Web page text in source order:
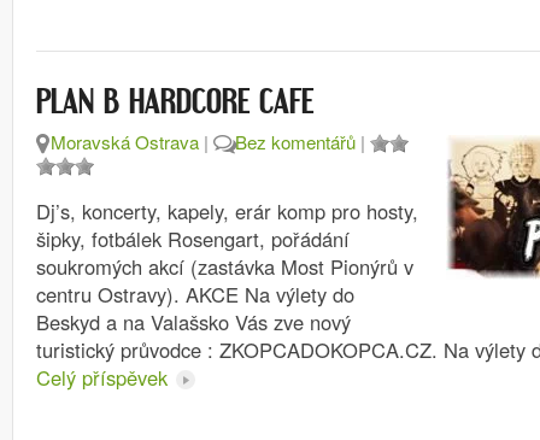
PLAN B HARDCORE CAFE
Moravská Ostrava | Bez komentářů |
Dj’s, koncerty, kapely, erár komp pro hosty,
šipky, fotbálek Rosengart, pořádání
soukromých akcí (zastávka Most Pionýrů v
centru Ostravy). AKCE Na výlety do
Beskyd a na Valašsko Vás zve nový
turistický průvodce : ZKOPCADOKOPCA.CZ. Na
Celý příspěvek